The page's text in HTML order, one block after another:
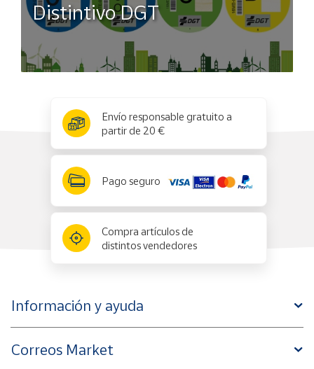
Distintivo DGT
Envío responsable gratuito a
partir de 20 €
Pago seguro
Compra artículos de
distintos vendedores
Información y ayuda
Correos Market